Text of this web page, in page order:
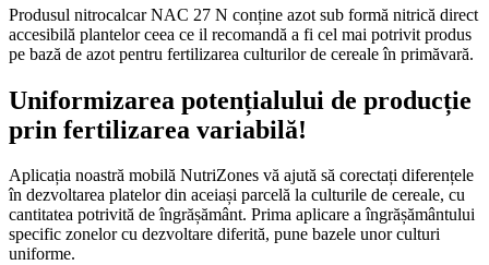
Produsul nitrocalcar NAC 27 N conține azot sub formă nitrică direct
accesibilă plantelor ceea ce il recomandă a fi cel mai potrivit produs
pe bază de azot pentru fertilizarea culturilor de cereale în primăvară.
Uniformizarea potențialului de producție
prin fertilizarea variabilă!
Aplicația noastră mobilă NutriZones vă ajută să corectați diferențele
în dezvoltarea platelor din aceiași parcelă la culturile de cereale, cu
cantitatea potrivită de îngrășământ. Prima aplicare a îngrășământului
specific zonelor cu dezvoltare diferită, pune bazele unor culturi
uniforme.